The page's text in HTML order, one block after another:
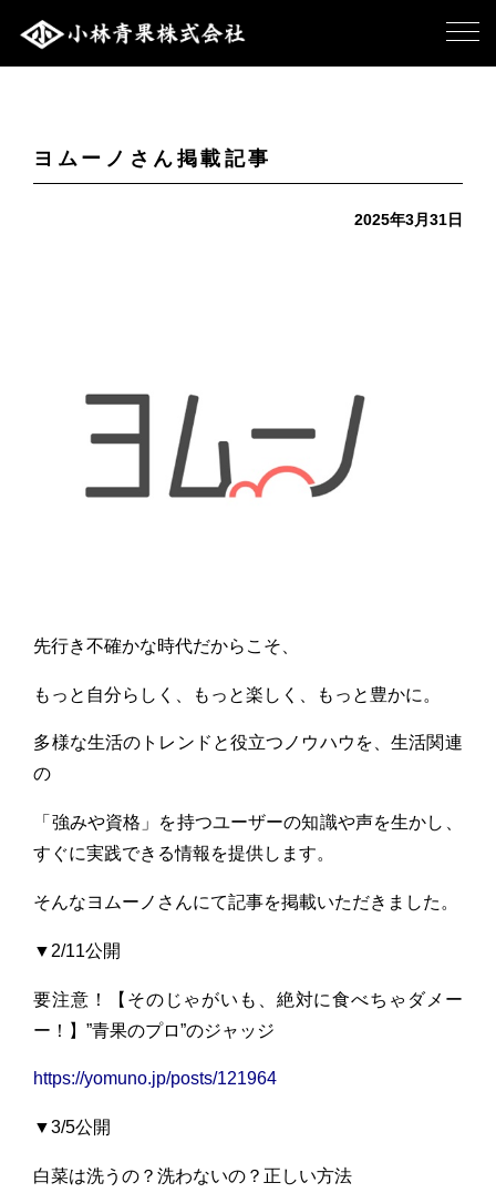
ヨムーノさん掲載記事
2025年3月31日
先行き不確かな時代だからこそ、
もっと自分らしく、もっと楽しく、もっと豊かに。
多様な生活のトレンドと役立つノウハウを、生活関連
の
「強みや資格」を持つユーザーの知識や声を生かし、
すぐに実践できる情報を提供します。
そんなヨムーノさんにて記事を掲載いただきました。
▼2/11公開
要注意！【そのじゃがいも、絶対に食べちゃダメー
ー！】”青果のプロ”のジャッジ
https://yomuno.jp/posts/121964
▼3/5公開
白菜は洗うの？洗わないの？正しい方法